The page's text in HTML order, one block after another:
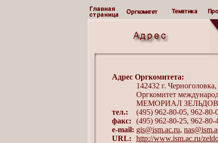
Адрес Оргкомитета:
142432 г.
Оргкомитет
МЕМОРИАЛ
тел.:
(495) 962-80-05, 962-80-
факс:
(495) 962-80-25, 962-80-
e-mail: gis@ism.ac.ru,
URL:
http://www.ism.ac.ru/